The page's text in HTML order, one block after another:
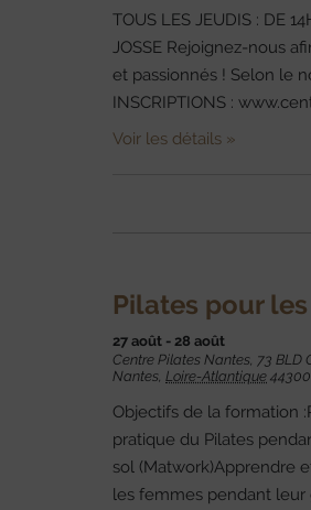
TOUS LES JEUDIS : DE
JOSSE Rejoignez-nous
et passionnés ! Selon le
INSCRIPTIONS :
Voir les détails »
Pilates pour
27 août - 28 août
Centre Pilates Nantes, 73 BLD
Nantes Loire-Atlantique 44300
Objectifs de la formation
pratique du Pilates
sol (Matwork)Apprendre
les femmes pendant leur